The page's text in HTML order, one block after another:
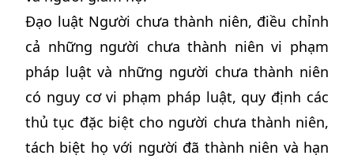
Đạo luật Người chưa thành niên, điều chỉnh
cả những người chưa thành niên vi phạm
pháp luật và những người chưa thành niên
có nguy cơ vi phạm pháp luật, quy định các
thủ tục đặc biệt cho người chưa thành niên,
tách biệt họ với người đã thành niên và hạn